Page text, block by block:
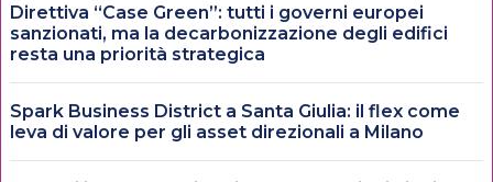
Direttiva “Case Green”: tutti i governi europei
sanzionati, ma la decarbonizzazione degli edifici
resta una priorità strategica
Spark Business District a Santa Giulia: il flex come
leva di valore per gli asset direzionali a Milano